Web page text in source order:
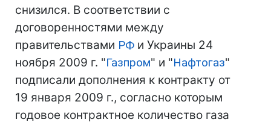
снизился. В соответствии с
договоренностями между
правительствами РФ и Украины 24
ноября 2009 г. "Газпром" и "Нафтогаз"
подписали дополнения к контракту от
19 января 2009 г., согласно которым
годовое контрактное количество газа